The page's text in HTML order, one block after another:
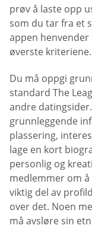
prøv å laste opp
som du tar fra et
appen henvender
øverste kriteriene.
Du må oppgi
standard The
andre
grunnleggende
plassering,
lage en kort
personlig og
medlemmer om
viktig del av
over det. Noen
må avsløre sin